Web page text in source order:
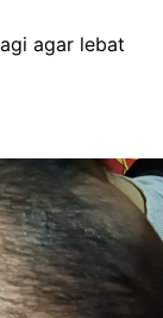
agar lebat